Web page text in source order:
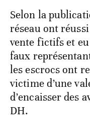
Selon la
réseau ont
vente fictifs et
faux
les escrocs ont
victime d’une
d’encaisser des
DH.